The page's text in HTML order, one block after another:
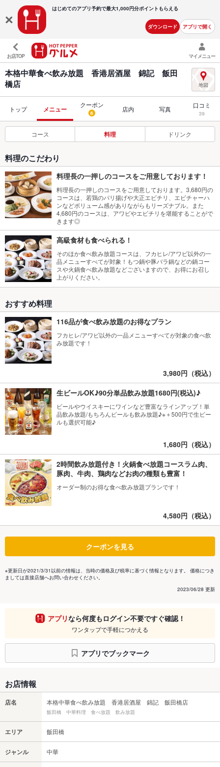
はじめてのアプリ予約で最大1,000円分ポイントもらえる
ダウンロード アプリで開く
お店TOP マイメニュー
本格中華食べ飲み放題 香港居酒屋 錦記 飯田
橋店
トップ メニュー
クーポン
6 店内 写真 口コミ
39
コース 料理 ドリンク
料理のこだわり
料理長の一押しのコースをご用意しております！
料理長の一押しのコースをご用意しております。3,680円の
コースは、若鶏のパリ揚げや大正エビチリ、エビチャーハ
ンなどボリューム感がありながらもリーズナブル。また
4,680円のコースは、アワビやエビチリを堪能することがで
きます◎
高級食材も食べられる！
そのほか食べ飲み放題コースは、フカヒレ/アワビ以外の一
品メニューすべてが対象！もつ鍋や豚バラ鍋などの鍋コー
スや火鍋食べ飲み放題などございますので、お得にお召し
上がりください。
おすすめ料理
116品が食べ飲み放題のお得なプラン
フカヒレ/アワビ以外の一品メニューすべてが対象の食べ飲
み放題です！
3,980円（税込）
生ビールOK♪90分単品飲み放題1680円(税込)♪
ビールやウイスキーにワインなど豊富なラインアップ！単
品飲み放題/もちろんビールも飲み放題♪※＋500円で生ビー
ルも選択可能♪
1,680円（税込）
2時間飲み放題付き！火鍋食べ放題コースラム肉、
豚肉、牛肉、鶏肉などお肉の種類も豊富！
オーダー制のお得な食べ飲み放題プランです！
4,580円（税込）
クーポンを見る
※更新日が2021/3/31以前の情報は、当時の価格及び税率に基づく情報となります。 価格につき
ましては直接店舗へお問い合わせください。
2023/06/28 更新
アプリなら何度もログイン不要ですぐ確認！
ワンタップで手軽につかえる
アプリでブックマーク
お店情報
店名 本格中華食べ飲み放題 香港居酒屋 錦記 飯田橋店
飯田橋 中華料理 食べ放題 飲み放題
エリア 飯田橋
ジャンル 中華